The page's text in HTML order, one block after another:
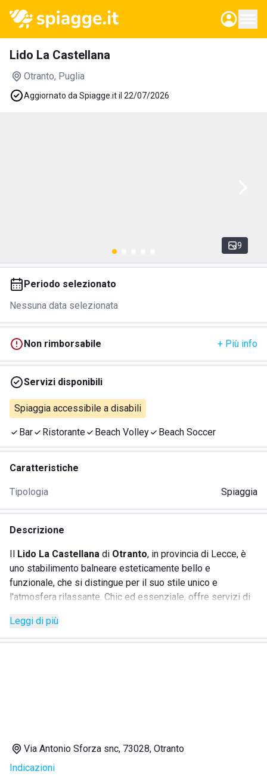
Lido La Castellana
Otranto, Puglia
Aggiornato da Spiagge.it il 22/07/2026
9
Periodo selezionato
Nessuna data selezionata
Non rimborsabile + Più info
Servizi disponibili
Spiaggia accessibile a disabili
Bar Ristorante Beach Volley Beach Soccer
Caratteristiche
Tipologia Spiaggia
Descrizione
Il Lido La Castellana di Otranto, in provincia di Lecce, è
uno stabilimento balneare esteticamente bello e
funzionale, che si distingue per il suo stile unico e
l'atmosfera rilassante. Chic ed essenziale, offre servizi di
sicura. La spiaggia, ben attrezzata, propone ombrelloni,
lettini, sdraio, cabine e docce con acqua calda. Su richiesta,
Postazioni distanziate
Servizio di pulizia quotidiano
Leggi di più
Via Antonio Sforza snc, 73028, Otranto
Indicazioni